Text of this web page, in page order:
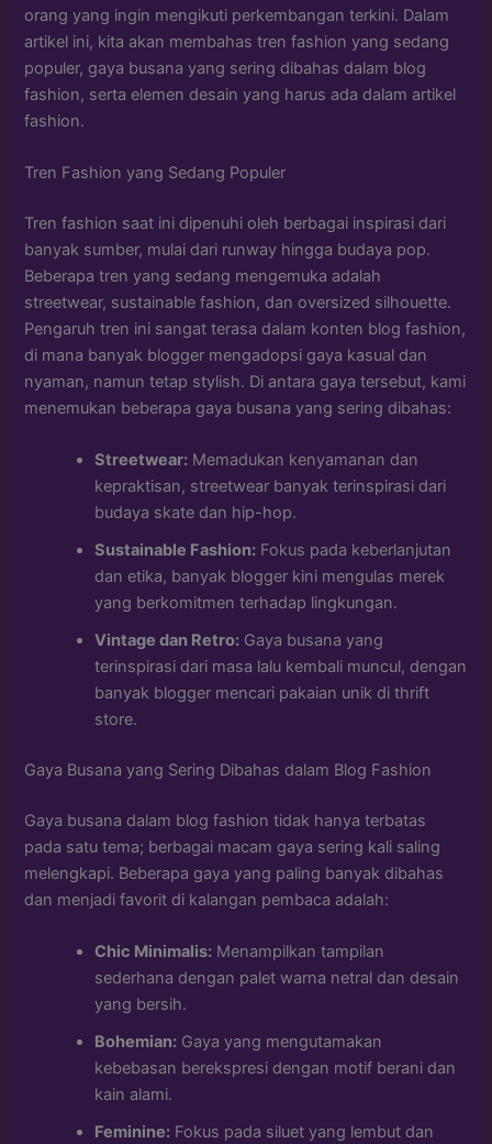
orang yang ingin mengikuti perkembangan terkini. Dalam
artikel ini, kita akan membahas tren fashion yang sedang
populer, gaya busana yang sering dibahas dalam blog
fashion, serta elemen desain yang harus ada dalam artikel
fashion.
Tren Fashion yang Sedang Populer
Tren fashion saat ini dipenuhi oleh berbagai inspirasi dari
banyak sumber, mulai dari runway hingga budaya pop.
Beberapa tren yang sedang mengemuka adalah
streetwear, sustainable fashion, dan oversized silhouette.
Pengaruh tren ini sangat terasa dalam konten blog fashion,
di mana banyak blogger mengadopsi gaya kasual dan
nyaman, namun tetap stylish. Di antara gaya tersebut, kami
menemukan beberapa gaya busana yang sering dibahas:
Streetwear: Memadukan kenyamanan dan
kepraktisan, streetwear banyak terinspirasi dari
budaya skate dan hip-hop.
Sustainable Fashion: Fokus pada keberlanjutan
dan etika, banyak blogger kini mengulas merek
yang berkomitmen terhadap lingkungan.
Vintage dan Retro: Gaya busana yang
terinspirasi dari masa lalu kembali muncul, dengan
banyak blogger mencari pakaian unik di thrift
store.
Gaya Busana yang Sering Dibahas dalam Blog Fashion
Gaya busana dalam blog fashion tidak hanya terbatas
pada satu tema; berbagai macam gaya sering kali saling
melengkapi. Beberapa gaya yang paling banyak dibahas
dan menjadi favorit di kalangan pembaca adalah:
Chic Minimalis: Menampilkan tampilan
sederhana dengan palet warna netral dan desain
yang bersih.
Bohemian: Gaya yang mengutamakan
kebebasan berekspresi dengan motif berani dan
kain alami.
Feminine: Fokus pada siluet yang lembut dan